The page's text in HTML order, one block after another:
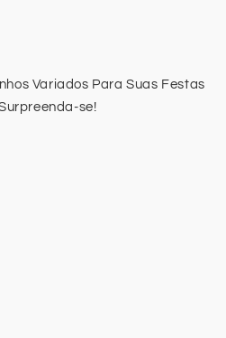
Variados Para Suas Festas
se!